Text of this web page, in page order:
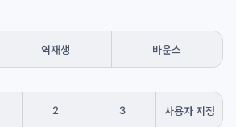
역재생 바운스
2 3 사용자 지정